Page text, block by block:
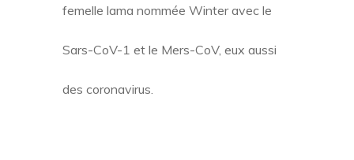
femelle lama nommée Winter avec le
Sars-CoV-1 et le Mers-CoV, eux aussi
des coronavirus.